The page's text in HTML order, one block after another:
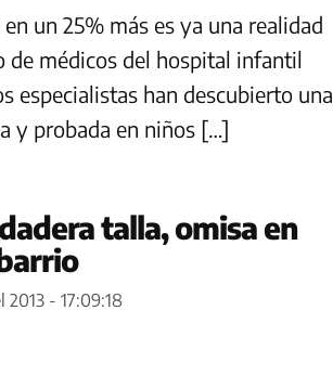
un 25% más es ya una realidad
de médicos del hospital infantil
especialistas han descubierto una
y probada en niños […]
talla, omisa en
- 17:09:18